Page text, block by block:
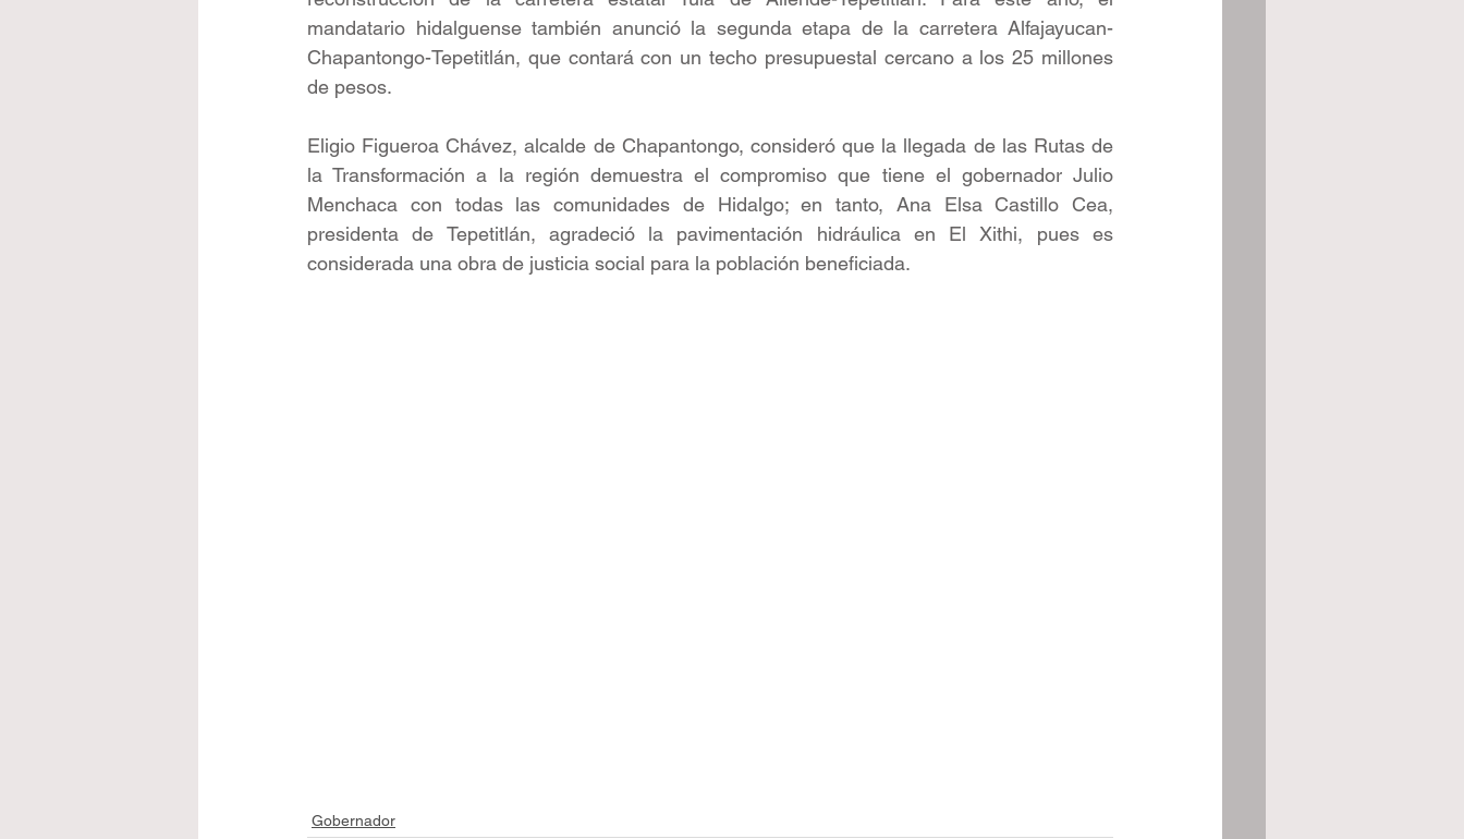
mandatario hidalguense también anunció la segunda etapa de la carretera Alfajayucan-
Chapantongo-Tepetitlán, que contará con un techo presupuestal cercano a los 25 millones
de pesos.
Eligio Figueroa Chávez, alcalde de Chapantongo, consideró que la llegada de las Rutas de
la Transformación a la región demuestra el compromiso que tiene el gobernador Julio
Menchaca con todas las comunidades de Hidalgo; en tanto, Ana Elsa Castillo Cea,
presidenta de Tepetitlán, agradeció la pavimentación hidráulica en El Xithi, pues es
considerada una obra de justicia social para la población beneficiada.
Gobernador